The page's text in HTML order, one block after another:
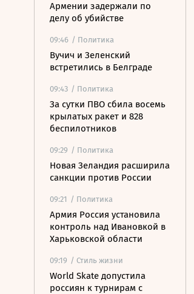
Армении задержали по
делу об убийстве
09:46 / Политика
Вучич и Зеленский
встретились в Белграде
09:43 / Политика
За сутки ПВО сбила восемь
крылатых ракет и 828
беспилотников
09:29 / Политика
Новая Зеландия расширила
санкции против России
09:21 / Политика
Армия Россия установила
контроль над Ивановкой в
Харьковской области
09:19 / Стиль жизни
World Skate допустила
россиян к турнирам с